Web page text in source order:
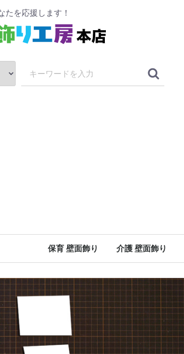
たを応援します！
保育 壁面飾り 介護 壁面飾り